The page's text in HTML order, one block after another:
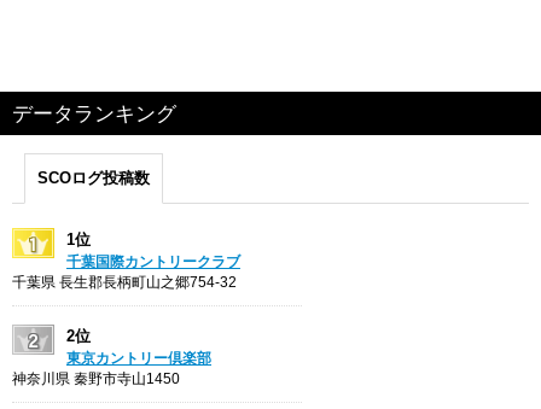
データランキング
SCOログ投稿数
1位
千葉国際カントリークラブ
千葉県 長生郡長柄町山之郷754-32
2位
東京カントリー倶楽部
神奈川県 秦野市寺山1450